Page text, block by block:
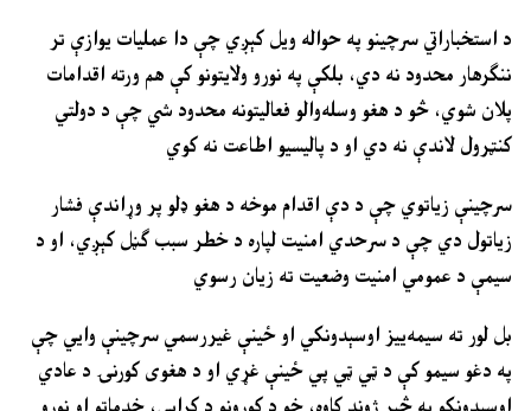
د استخباراتي سرچینو په حواله ویل کېږي چې دا عملیات یوازې تر
ننګرهار محدود نه دي، بلکې په نورو ولایتونو کې هم ورته اقدامات
پلان شوي، څو د هغو وسله‌والو فعالیتونه محدود شي چې د دولتي
کنټرول لاندې نه دي او د پالیسیو اطاعت نه کوي
سرچینې زیاتوي چې د دې اقدام موخه د هغو ډلو پر وړاندې فشار
زیاتول دي چې د سرحدي امنیت لپاره د خطر سبب ګڼل کېږي، او د
سیمې د عمومي امنیت وضعیت ته زیان رسوي
بل لور ته سیمه‌ییز اوسېدونکي او ځینې غیررسمي سرچینې وايي چې
په دغو سیمو کې د ټي ټي پي ځینې غړي او د هغوی کورنۍ د عادي